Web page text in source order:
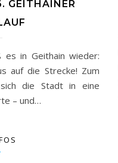
GEITHAINER
in Geithain wieder:
auf die Strecke! Zum
die Stadt in eine
– und…